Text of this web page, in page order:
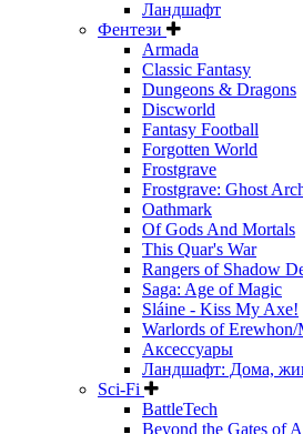
Ландшафт
Фентези
Armada
Classic Fantasy
Dungeons & Dragons
Discworld
Fantasy Football
Forgotten World
Frostgrave
Frostgrave: Ghost
Oathmark
Of Gods And Mortals
This Quar's War
Rangers of Shadow
Saga: Age of Magic
Sláine - Kiss My Axe!
Warlords of
Аксессуары
Ландшафт: Дома,
Sci-Fi
BattleTech
Beyond the Gates of